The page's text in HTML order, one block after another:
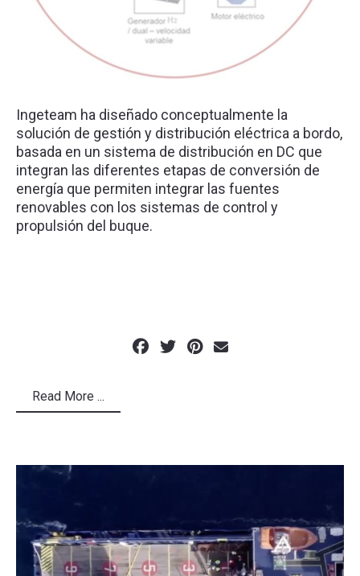
Ingeteam ha diseñado conceptualmente la
solución de gestión y distribución eléctrica a bordo,
basada en un sistema de distribución en DC que
integran las diferentes etapas de conversión de
energía que permiten integrar las fuentes
renovables con los sistemas de control y
propulsión del buque.
Read More ...